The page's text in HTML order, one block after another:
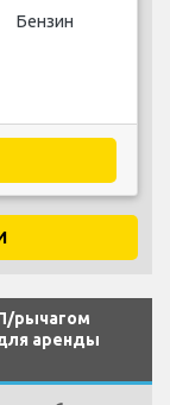
Бензин
рычагом
аренды